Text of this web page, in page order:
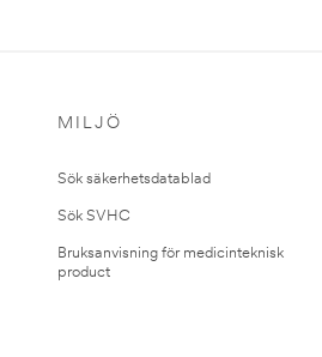
MILJÖ
Sök säkerhetsdatablad
Sök SVHC
Bruksanvisning för medicinteknisk
product